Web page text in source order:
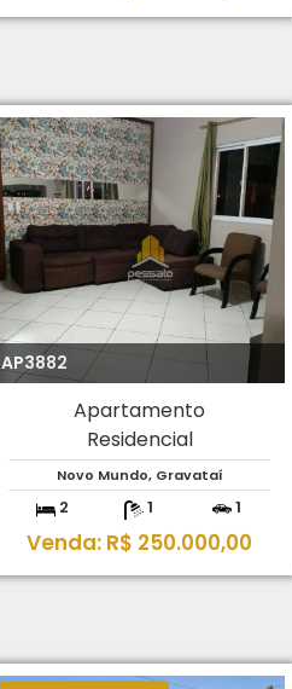
AP3882
Apartamento
Residencial
Novo Mundo, Gravataí
2 1 1
Venda: R$ 250.000,00